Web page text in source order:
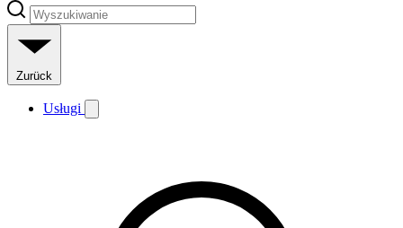
Zurück
Usługi